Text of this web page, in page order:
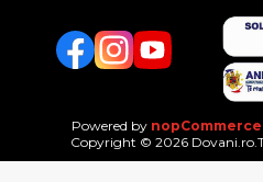
FacebookTwitterYouTube
Powered by nopCommerce
Copyright © 2026